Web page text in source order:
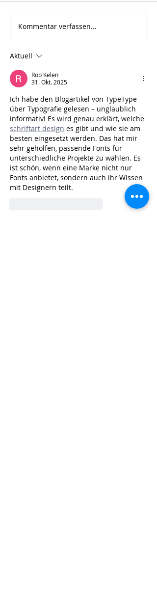
Podiumsdiskussion zu
Online-Galerien
Kommentar verfassen...
Aktuell
Rob Kelen
31. Okt. 2025
Ich habe den Blogartikel von TypeType
über Typografie gelesen – unglaublich
informativ! Es wird genau erklärt, welche
schriftart design es gibt und wie sie am
besten eingesetzt werden. Das hat mir
sehr geholfen, passende Fonts für
unterschiedliche Projekte zu wählen. Es
ist schön, wenn eine Marke nicht nur
Fonts anbietet, sondern auch ihr Wissen
mit Designern teilt.